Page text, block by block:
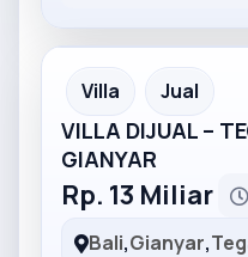
Partner Ad
Villa Jual
VILLA DIJUAL –
GIANYAR
Rp. 13 Miliar
Bali,Gianyar,